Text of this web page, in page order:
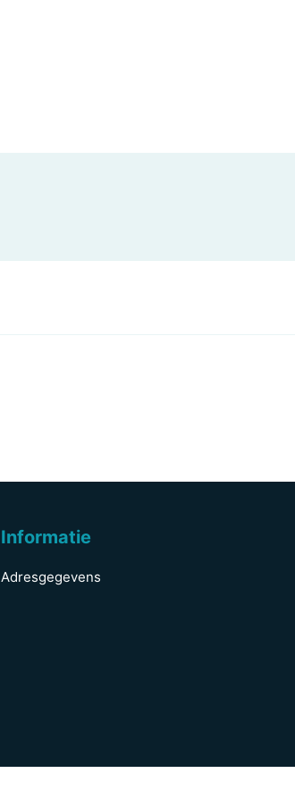
Informatie
Adresgegevens